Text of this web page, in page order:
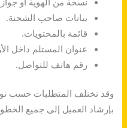
بيانات صاحب الشحنة.
قائمة بالمحتويات.
عنوان المستلم داخل
رقم هاتف للتواصل.
وقد تختلف المتطلبات حسب
بإرشاد العميل إلى جميع